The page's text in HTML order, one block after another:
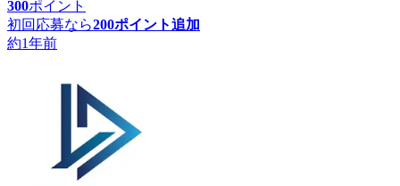
300ポイント
初回応募なら200ポイント追加
約1年前